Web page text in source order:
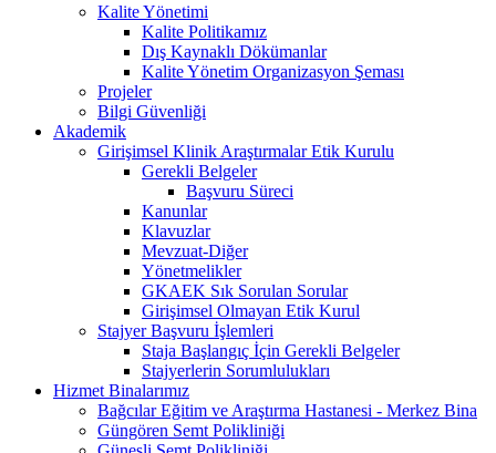
Kalite Yönetimi
Kalite Politikamız
Dış Kaynaklı Dökümanlar
Kalite Yönetim Organizasyon Şeması
Projeler
Bilgi Güvenliği
Akademik
Girişimsel Klinik Araştırmalar Etik Kurulu
Gerekli Belgeler
Başvuru Süreci
Kanunlar
Klavuzlar
Mevzuat-Diğer
Yönetmelikler
GKAEK Sık Sorulan Sorular
Girişimsel Olmayan Etik Kurul
Stajyer Başvuru İşlemleri
Staja Başlangıç İçin Gerekli Belgeler
Stajyerlerin Sorumlulukları
Hizmet Binalarımız
Bağcılar Eğitim ve Araştırma Hastanesi - Merkez Bina
Güngören Semt Polikliniği